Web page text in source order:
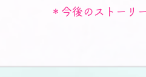
＊今後のストーリ